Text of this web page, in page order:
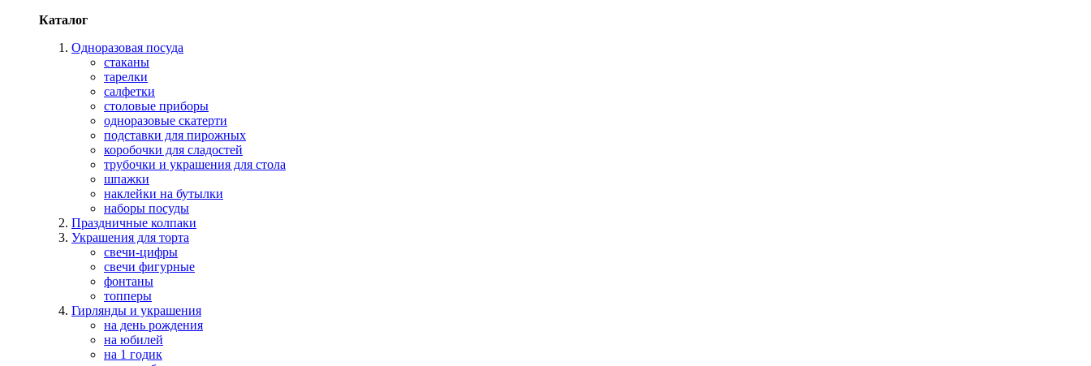
Каталог
Одноразовая посуда
стаканы
тарелки
салфетки
столовые приборы
одноразовые скатерти
подставки для пирожных
коробочки для сладостей
трубочки и украшения для стола
шпажки
наклейки на бутылки
наборы посуды
Праздничные колпаки
Украшения для торта
свечи-цифры
свечи фигурные
фонтаны
топперы
Гирлянды и украшения
на день рождения
на юбилей
на 1 годик